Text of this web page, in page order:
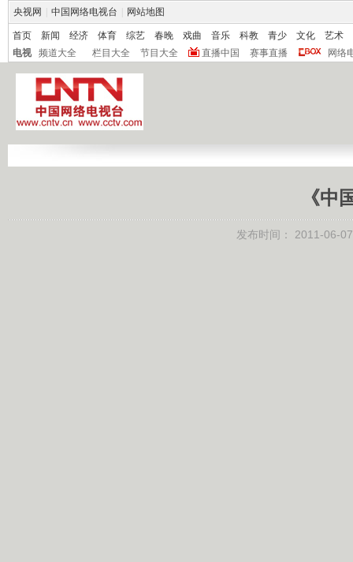
央视网 中国网络电视台 网站地图
首页 新闻 经济 体育 综艺 春晚 戏曲 音乐 科教 青少 文化
艺术
电视
频道大全 栏目大全 节目大全 直播中国 赛事直播 网络
《中
发布时间： 2011-06-